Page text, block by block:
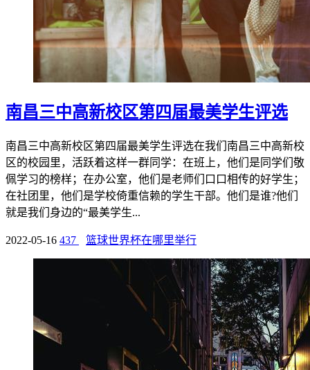
南昌三中高新校区第四届最美学生评选
南昌三中高新校区第四届最美学生评选在我们南昌三中高新校
区的校园里，活跃着这样一群同学：在班上，他们是同学们敬
佩学习的榜样；在办公室，他们是老师们口口相传的好学生；
在社团里，他们是学校倚重信赖的学生干部。他们是谁?他们
就是我们身边的“最美学生...
2022-05-16 437 篮球世界杯在哪里举行